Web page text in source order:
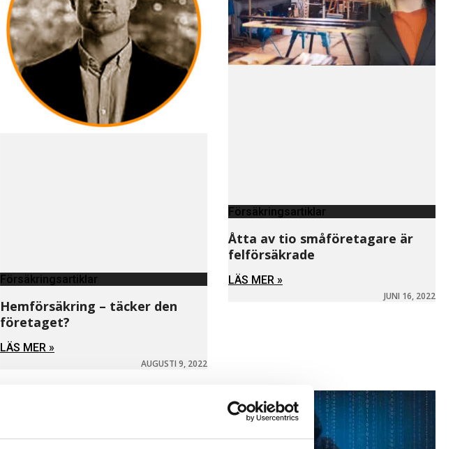
Försäkringsartiklar
Hemförsäkring – täcker den
företaget?
LÄS MER »
AUGUSTI 9, 2022
Försäkringsartiklar
Åtta av tio småföretagare är
felförsäkrade
LÄS MER »
JUNI 16, 2022